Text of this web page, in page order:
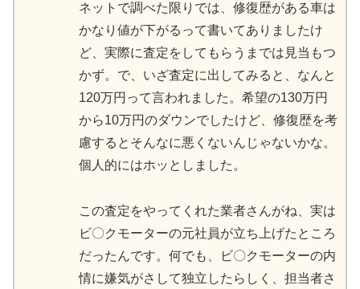
ネットで調べた限りでは、修復歴がある車は
かなり値が下がるって書いてありましたけ
ど、実際に査定をしてもらうまでは見当もつ
かず。で、いざ査定に出してみると、なんと
120万円って言われました。希望の130万円
から10万円のダウンでしたけど、修復歴を考
慮するとそんなに悪くないんじゃないかな。
個人的にはホッとしました。
この査定をやってくれた業者さんがね、実は
ビ〇クモーターの元社員が立ち上げたところ
だったんです。何でも、ビ〇クモーターの内
情に嫌気がさして独立したらしく、担当者さ